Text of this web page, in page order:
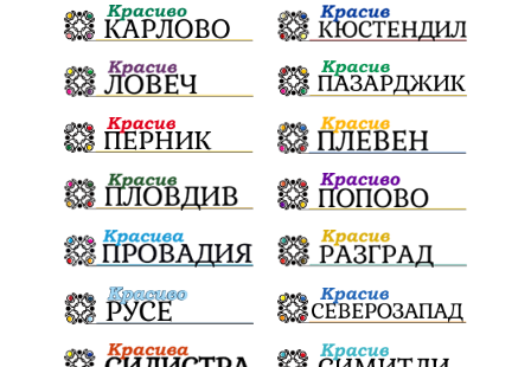
Българска патриаршия СВетли празници
Криминално Творчество Тръмп
Ценности Европейска комисия
Урсула фон дер Лайен Законопроект
Вдъхновяваща история Приказка
Замърсяване Боклук Дружба
Хавайска мироточива икона